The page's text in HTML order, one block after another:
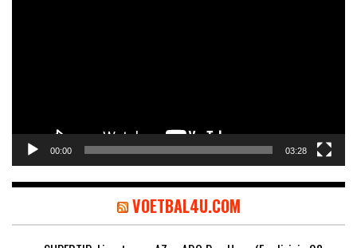
00:00 03:28
VOETBAL4U.COM